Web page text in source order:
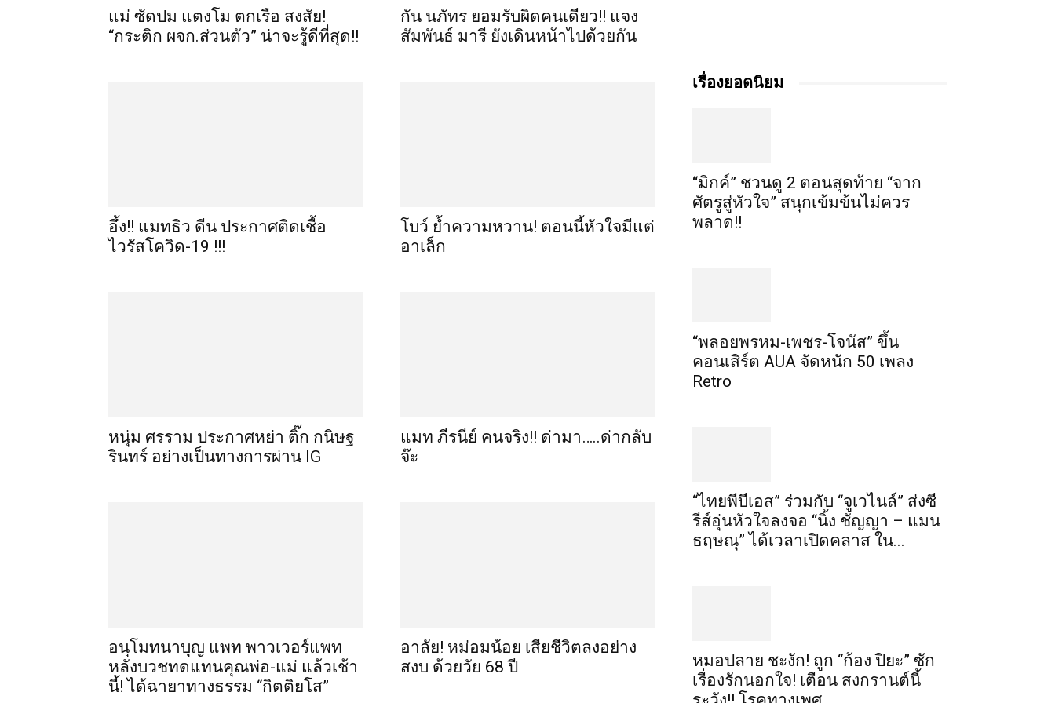
แม่ ซัดปม แตงโม ตกเรือ สงสัย!
“กระติก ผจก.ส่วนตัว” น่าจะรู้ดีที่สุด!!
กัน นภัทร ยอมรับผิดคนเดียว!! แจง
สัมพันธ์ มารี ยังเดินหน้าไปด้วยกัน
อึ้ง!! แมทธิว ดีน ประกาศติดเชื้อ
ไวรัสโควิด-19 !!!
โบว์ ย้ำความหวาน! ตอนนี้หัวใจมีแต่
อาเล็ก
หนุ่ม ศรราม ประกาศหย่า ติ๊ก กนิษฐ
รินทร์ อย่างเป็นทางการผ่าน IG
แมท ภีรนีย์ คนจริง!! ด่ามา…..ด่ากลับ
จ๊ะ
อนุโมทนาบุญ แพท พาวเวอร์แพท
หลังบวชทดแทนคุณพ่อ-แม่ แล้วเช้า
นี้! ได้ฉายาทางธรรม “กิตติยโส”
อาลัย! หม่อมน้อย เสียชีวิตลงอย่าง
สงบ ด้วยวัย 68 ปี
เรื่องยอดนิยม
“มิกค์” ชวนดู 2 ตอนสุดท้าย “จาก
ศัตรูสู่หัวใจ” สนุกเข้มข้นไม่ควร
พลาด!!
“พลอยพรหม-เพชร-โจนัส” ขึ้น
คอนเสิร์ต AUA จัดหนัก 50 เพลง
Retro
“ไทยพีบีเอส” ร่วมกับ “จูเวไนล์” ส่งซี
รีส์อุ่นหัวใจลงจอ “นิ้ง ชัญญา – แมน
ธฤษณุ” ได้เวลาเปิดคลาส ใน...
หมอปลาย ชะงัก! ถูก “ก้อง ปิยะ” ซัก
เรื่องรักนอกใจ! เตือน สงกรานต์นี้